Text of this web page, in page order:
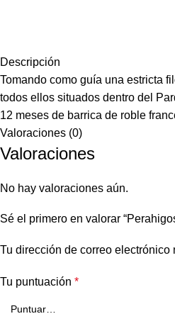
Descripción
Tomando como guía una estricta
todos ellos situados dentro del
12 meses de barrica de roble
Valoraciones (0)
Valoraciones
No hay valoraciones aún.
Sé el primero en valorar
Tu dirección de correo electrónico
Tu puntuación *